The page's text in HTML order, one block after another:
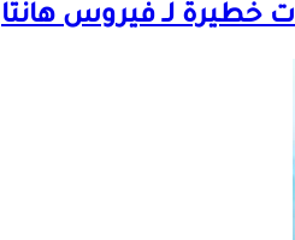
لـ فيروس هانتا